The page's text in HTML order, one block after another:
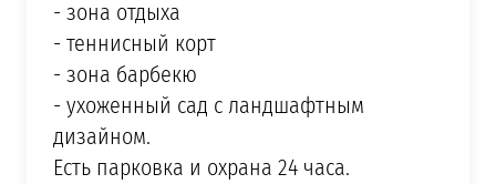
- зона отдыха
- теннисный корт
- зона барбекю
- ухоженный сад с ландшафтным
дизайном.
Есть парковка и охрана 24 часа.